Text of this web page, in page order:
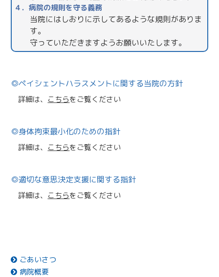
４．病院の規則を守る義務
当院にはしおりに示してあるような規則がありま
す。
守っていただきますようお願いいたします。
ペイシェントハラスメントに関する当院の方針
詳細は、 こちらをご覧ください
身体拘束最小化のための指針
詳細は、 こちらをご覧ください
適切な意思決定支援に関する指針
詳細は、 こちらをご覧ください
ごあいさつ
病院概要